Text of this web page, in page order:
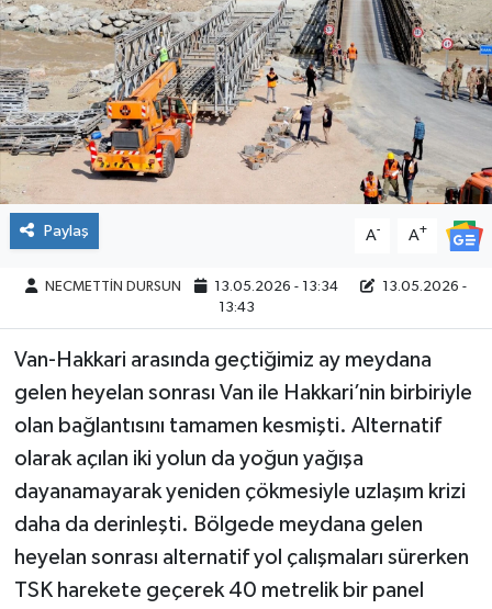
Paylaş A- A+
NECMETTİN DURSUN 13.05.2026 - 13:34
13.05.2026 -
13:43
Van-Hakkari arasında geçtiğimiz ay meydana
gelen heyelan sonrası Van ile Hakkari’nin birbiriyle
olan bağlantısını tamamen kesmişti. Alternatif
olarak açılan iki yolun da yoğun yağışa
dayanamayarak yeniden çökmesiyle uzlaşım krizi
daha da derinleşti. Bölgede meydana gelen
heyelan sonrası alternatif yol çalışmaları sürerken
TSK harekete geçerek 40 metrelik bir panel